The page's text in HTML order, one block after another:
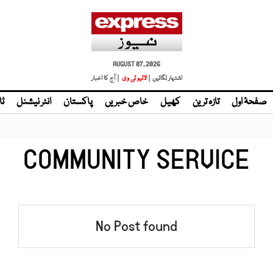
AUGUST 07, 2026
اشتہار لگائیں | لائیو ٹی وی | آج کا اخبار
صفحۂ اول تازہ ترین کھیل خاص خبریں پاکستان انٹر نیشنل
COMMUNITY SERVICE
No Post found